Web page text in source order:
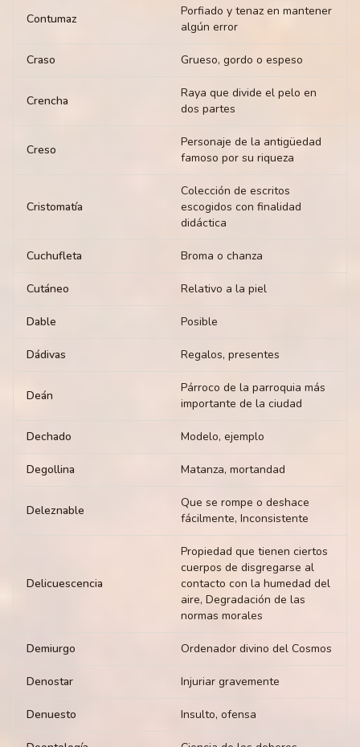
Contumaz
Porfiado y tenaz en mantener
algún error
Craso Grueso, gordo o espeso
Crencha
Raya que divide el pelo en
dos partes
Creso
Personaje de la antigüedad
famoso por su riqueza
Cristomatía
Colección de escritos
escogidos con finalidad
didáctica
Cuchufleta Broma o chanza
Cutáneo Relativo a la piel
Dable Posible
Dádivas Regalos, presentes
Deán
Párroco de la parroquia más
importante de la ciudad
Dechado Modelo, ejemplo
Degollina Matanza, mortandad
Deleznable
Que se rompe o deshace
fácilmente, Inconsistente
Delicuescencia
Propiedad que tienen ciertos
cuerpos de disgregarse al
contacto con la humedad del
aire, Degradación de las
normas morales
Demiurgo Ordenador divino del Cosmos
Denostar Injuriar gravemente
Denuesto Insulto, ofensa